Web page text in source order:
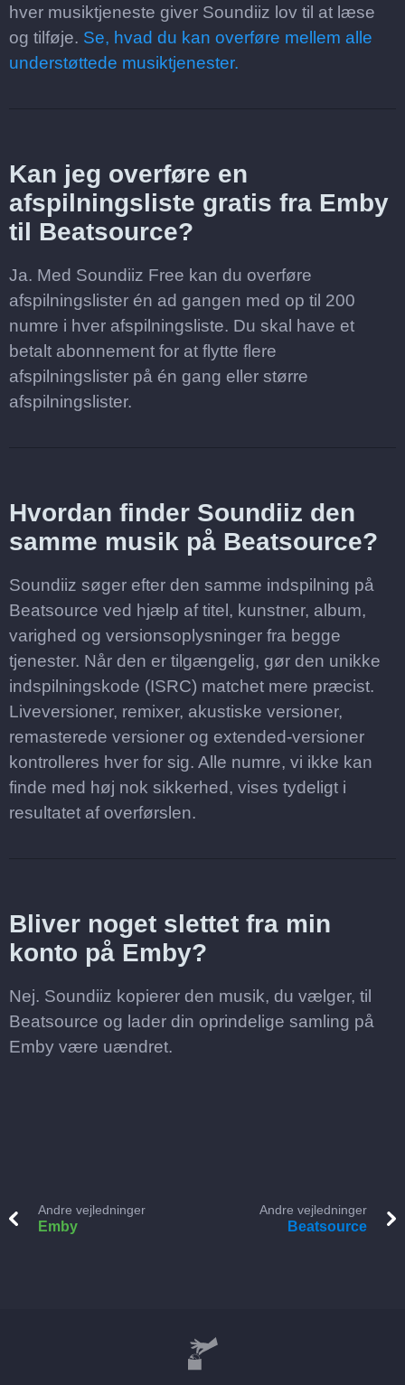
hver musiktjeneste giver Soundiiz lov til at læse
og tilføje. Se, hvad du kan overføre mellem alle
understøttede musiktjenester.
Kan jeg overføre en
afspilningsliste gratis fra Emby
til Beatsource?
Ja. Med Soundiiz Free kan du overføre
afspilningslister én ad gangen med op til 200
numre i hver afspilningsliste. Du skal have et
betalt abonnement for at flytte flere
afspilningslister på én gang eller større
afspilningslister.
Hvordan finder Soundiiz den
samme musik på Beatsource?
Soundiiz søger efter den samme indspilning på
Beatsource ved hjælp af titel, kunstner, album,
varighed og versionsoplysninger fra begge
tjenester. Når den er tilgængelig, gør den unikke
indspilningskode (ISRC) matchet mere præcist.
Liveversioner, remixer, akustiske versioner,
remasterede versioner og extended-versioner
kontrolleres hver for sig. Alle numre, vi ikke kan
finde med høj nok sikkerhed, vises tydeligt i
resultatet af overførslen.
Bliver noget slettet fra min
konto på Emby?
Nej. Soundiiz kopierer den musik, du vælger, til
Beatsource og lader din oprindelige samling på
Emby være uændret.
Andre vejledninger
Emby
Andre vejledninger
Beatsource